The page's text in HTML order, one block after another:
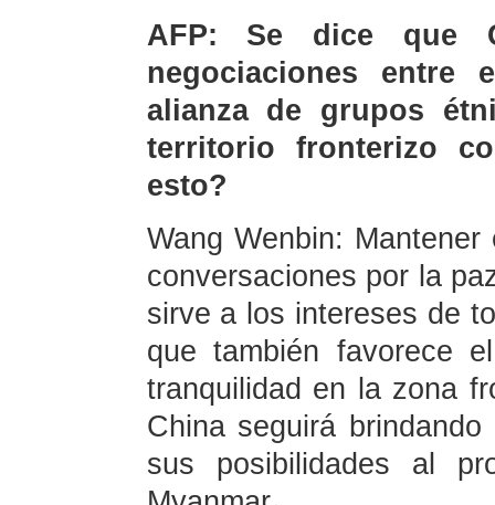
AFP: Se dice que
negociaciones
alianza de grupos
territorio fronterizo
esto?
Wang Wenbin:
conversaciones por la
sirve a los intereses de
que también favorece
tranquilidad en la zona
China seguirá
sus posibilidades al